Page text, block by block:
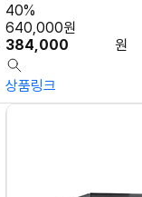
384,000 원
640,000원
40%
상품링크